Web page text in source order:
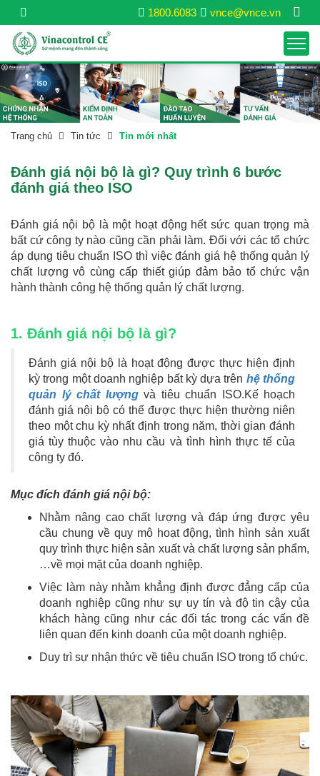
vnce@vnce.vn
1800.6083
Trang chủ Tin tức Tin mới nhất
Đánh giá nội bộ là gì? Quy trình 6 bước
đánh giá theo ISO
Đánh giá nội bộ là một hoạt động hết sức quan trọng mà
bất cứ công ty nào cũng cần phải làm. Đối với các tổ chức
áp dụng tiêu chuẩn ISO thì việc đánh giá hệ thống quản lý
chất lượng vô cùng cấp thiết giúp đảm bảo tổ chức vận
hành thành công hệ thống quản lý chất lượng.
1. Đánh giá nội bộ là gì?
Đánh giá nội bộ là hoạt động được thực hiện định
kỳ trong một doanh nghiệp bất kỳ dựa trên hệ thống
quản lý chất lượngvà tiêu chuẩn ISO.Kế hoạch
đánh giá nội bộ có thể được thực hiện thường niên
theo một chu kỳ nhất định trong năm, thời gian đánh
giá tùy thuộc vào nhu cầu và tình hình thực tế của
công ty đó.
Mục đích đánh giá nội bộ:
Nhằm nâng cao chất lượng và đáp ứng được yêu
cầu chung về quy mô hoạt động, tình hình sản xuất
quy trình thực hiện sản xuất và chất lượng sản phẩm,
…về mọi mặt của doanh nghiệp.
Việc làm này nhằm khẳng định được đẳng cấp của
doanh nghiệp cũng như sự uy tín và độ tin cậy của
khách hàng cũng như các đối tác trong các vấn đề
liên quan đến kinh doanh của một doanh nghiệp.
Duy trì sự nhận thức về tiêu chuẩn ISO trong tổ chức.